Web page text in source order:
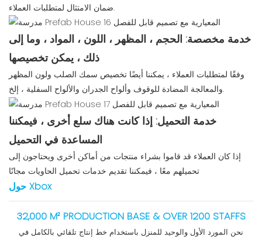
ضمان الامتثال لمتطلبات العملاء.
خدمة مخصصة: الحجم ، المظهر ، اللون ، المواد ، وما إلى
ذلك ، يمكن تخصيصها
وفقًا لمتطلبات العملاء ، يمكننا أيضًا تخصيص سمك الصلب ولون المظهر
والمعالجة المضادة للوقوف وألواح الجدران والألواح السفلية ، إلخ.
خدمة التحميل: إذا كانت هناك سلع أخرى ، فيمكننا
المساعدة في التحميل
إذا كان العملاء قد قاموا بشراء منتجات من أماكن أخرى ويحتاجون إلى
تحميلهم معًا ، فيمكننا تقديم خدمات تحميل الحاويات مجانًا
حول Xbox
32,000 M² PRODUCTION BASE & OVER 1200 STAFFS
نحن المورد الأول والوحيد للمنزل باستخدام خط إنتاج تلقائي بالكامل في